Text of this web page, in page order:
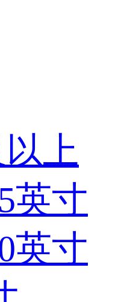
上
英寸
英寸